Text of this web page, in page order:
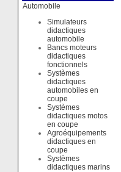
Automobile
Simulateurs
didactiques
automobile
Bancs moteurs
didactiques
fonctionnels
Systèmes
didactiques
automobiles en
coupe
Systèmes
didactiques motos
en coupe
Agroéquipements
didactiques en
coupe
Systèmes
didactiques marins